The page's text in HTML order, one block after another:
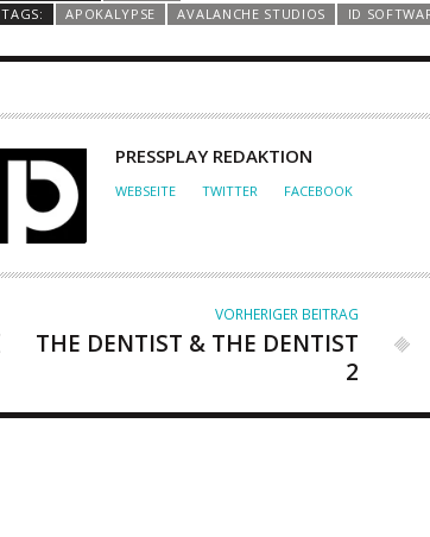
TAGS:
APOKALYPSE AVALANCHE STUDIOS ID
A
U
R
PRESSPLAY REDAKTION
WEBSEITE TWITTER FACEBOOK
VORHERIGER BEITRAG
THE DENTIST & THE DENTIST
2